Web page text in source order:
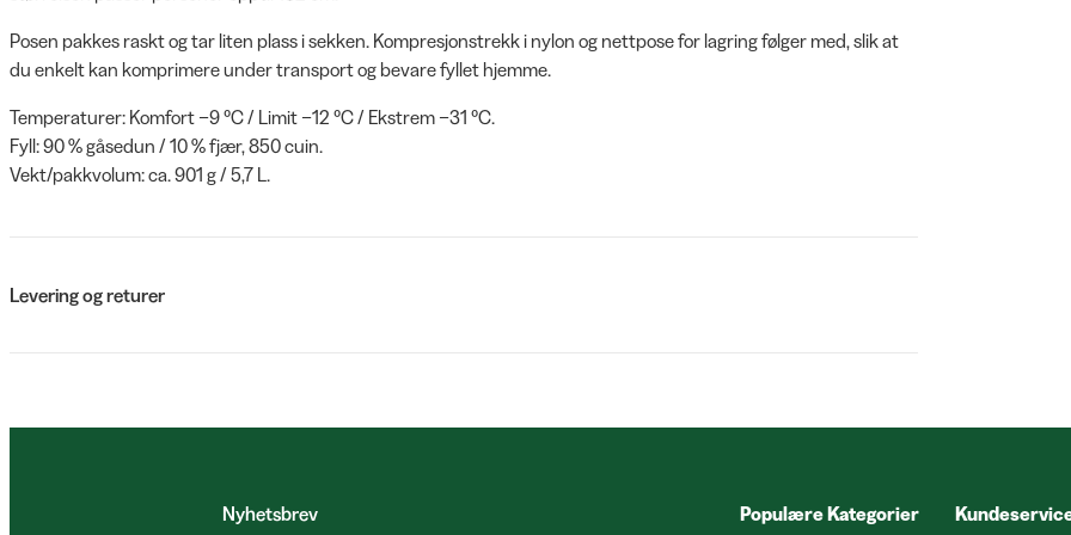
Posen pakkes raskt og tar liten plass i sekken. Kompresjonstrekk i nylon og nettpose for lagring følger med, slik at
du enkelt kan komprimere under transport og bevare fyllet hjemme.
Temperaturer: Komfort −9 °C / Limit −12 °C / Ekstrem −31 °C.
Fyll: 90 % gåsedun / 10 % fjær, 850 cuin.
Vekt/pakkvolum: ca. 901 g / 5,7 L.
Levering og returer
Nyhetsbrev Populære Kategorier